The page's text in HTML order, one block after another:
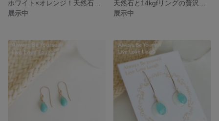
展示中
展示中